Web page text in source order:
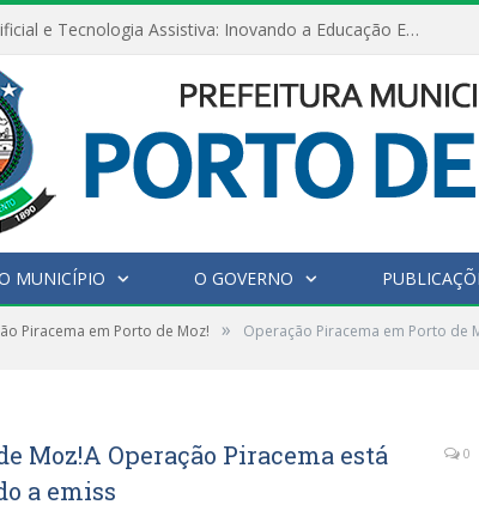
Inteligência Artificial e Tecnologia Assistiva: Inovando a Educação Especial e Inclusiva
MUNICÍPIO O GOVERNO
Piracema em Porto de Moz! » Operação Piracema em Porto de
Moz!A Operação Piracema está
a emiss
0